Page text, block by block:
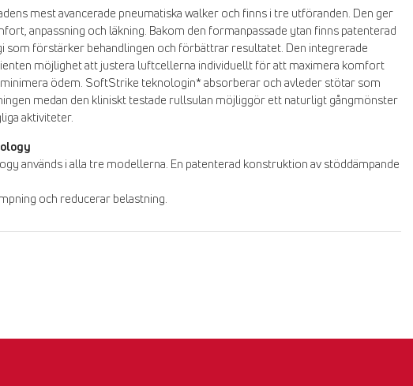
mest avancerade pneumatiska walker och finns i tre utföranden. Den ger
anpassning och läkning. Bakom den formanpassade ytan finns patenterad
som förstärker behandlingen och förbättrar resultatet. Den integrerade
möjlighet att justera luftcellerna individuellt för att maximera komfort
ödem. SoftStrike teknologin* absorberar och avleder stötar som
medan den kliniskt testade rullsulan möjliggör ett naturligt gångmönster
aktiviteter.
används i alla tre modellerna. En patenterad konstruktion av stöddämpande
och reducerar belastning.